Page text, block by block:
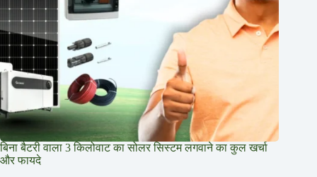
बिना बैटरी वाला 3 किलोवाट का सोलर सिस्टम लगवाने का कुल खर्चा
और फायदे